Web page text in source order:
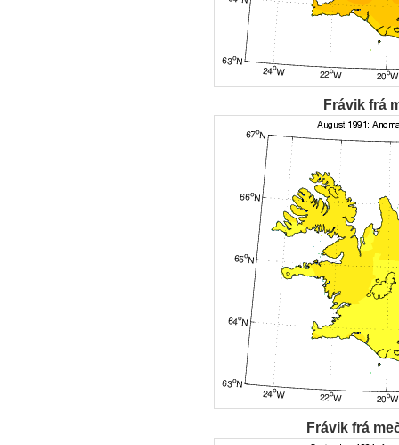
Frávik frá
Frávik frá